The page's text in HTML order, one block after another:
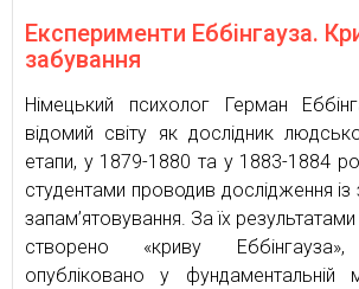
Експерименти Еббінгауза.
забування
Німецький психолог Герман
відомий світу як дослідник
етапи, у 1879-1880 та у 1883-1884
студентами проводив дослідження із
запам’ятовування. За їх
створено «криву
опубліковано у фундаментальній